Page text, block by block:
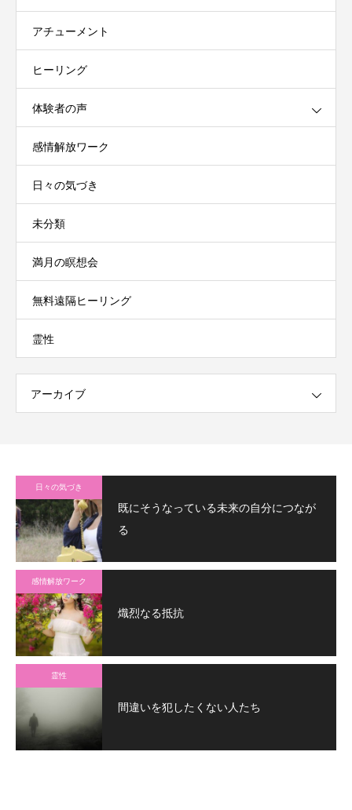
アチューメント
ヒーリング
体験者の声
感情解放ワーク
日々の気づき
未分類
満月の瞑想会
無料遠隔ヒーリング
霊性
アーカイブ
日々の気づき
既にそうなっている未来の自分につなが
る
感情解放ワーク
熾烈なる抵抗
霊性
間違いを犯したくない人たち